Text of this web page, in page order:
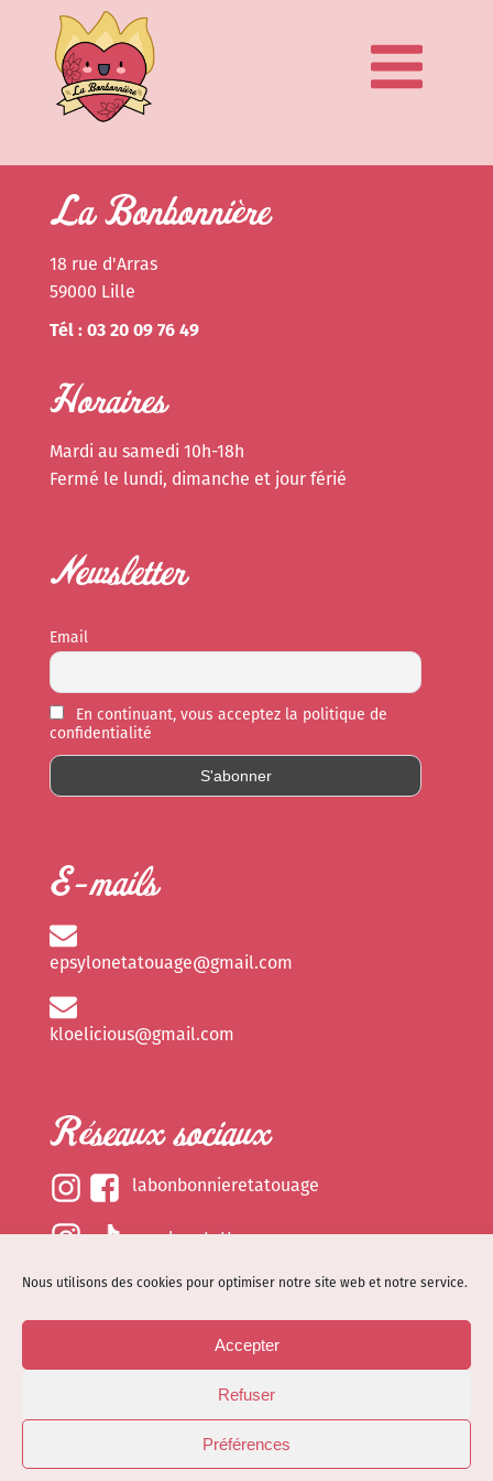
Nous utilisons des cookies pour optimiser notre site web et notre service.
Accepter
Refuser
Préférences
La Bonbonnière
18 rue d'Arras
59000 Lille
Tél : 03 20 09 76 49
Horaires
Mardi au samedi 10h-18h
Fermé le lundi, dimanche et jour férié
Newsletter
Email
En continuant, vous acceptez la politique de
confidentialité
E-mails
epsylonetatouage@gmail.com
kloelicious@gmail.com
Réseaux sociaux
labonbonnieretatouage
epsylonetattoo
kloelicious_
Mentions légales
Politique de cookies (EU)
© Site web réalisé parDénode- Illustrations par
Kloelicioustattoo tous droits réservés